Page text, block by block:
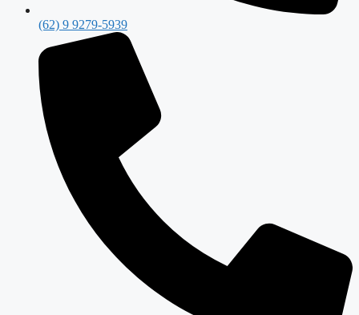
(62) 9 9279-5939